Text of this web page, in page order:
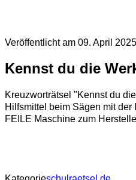
Veröffentlicht am 09. April
Kennst du die
Kreuzworträtsel "Kennst du
Hilfsmittel beim Sägen mit
FEILE Maschine zum